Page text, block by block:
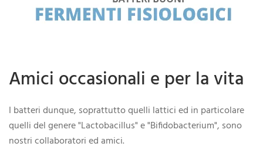
Amici occasionali e per la vita
I batteri dunque, soprattutto quelli lattici ed in particolare
quelli del genere "Lactobacillus" e "Bifidobacterium", sono
nostri collaboratori ed amici.